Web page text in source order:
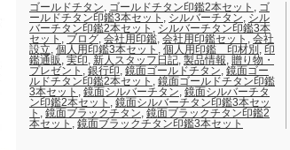
ゴールドチタン, ゴールドチタン印鑑2本セット , ゴ
ールドチタン印鑑3本セット , シルバーチタン, シル
バーチタン印鑑2本セット , シルバーチタン印鑑3本
セット , ブログ, 会社用印鑑, 会社用印鑑セット , 会社
設立, 個人用印鑑3本セット , 個人用印鑑 印材別 , 印
鑑通販 , 実印, 新人スタッフ日記, 製品情報, 贈り物・
プレゼント , 銀行印, 鏡面ゴールドチタン, 鏡面ゴー
ルドチタン印鑑2本セット , 鏡面ゴールドチタン印鑑
3本セット , 鏡面シルバーチタン, 鏡面シルバーチタ
ン印鑑2本セット , 鏡面シルバーチタン印鑑3本セッ
ト , 鏡面ブラックチタン, 鏡面ブラックチタン印鑑2
本セット , 鏡面ブラックチタン印鑑3本セット